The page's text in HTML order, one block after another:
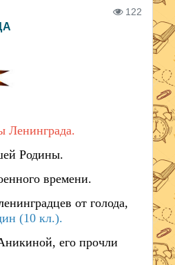
122
Ленинграда.
Родины.
времени.
от голода,
(10 кл.).
его прочли